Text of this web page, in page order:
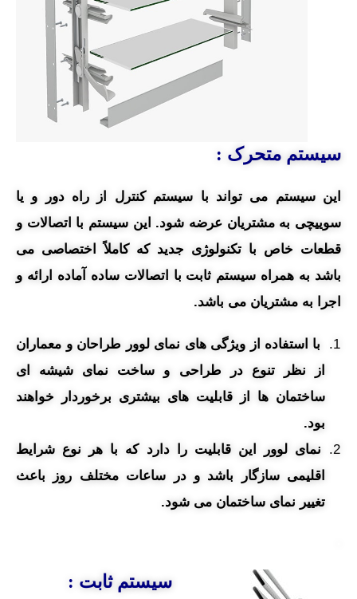
سیستم متحرک :
این سیستم می تواند با سیستم کنترل از راه دور و یا
سوییچی به مشتریان عرضه شود. این سیستم با اتصالات و
قطعات خاص با تکنولوژی جدید که کاملاً اختصاصی می
باشد به همراه سیستم ثابت با اتصالات ساده آماده ارائه و
اجرا به مشتریان می باشد.
با استفاده از ویژگی های نمای لوور طراحان و معماران
از نظر تنوع در طراحی و ساخت نمای شیشه ای
ساختمان ها از قابلیت های بیشتری برخوردار خواهند
بود.
نمای لوور این قابلیت را دارد که با هر نوع شرایط
اقلیمی سازگار باشد و در ساعات مختلف روز باعث
تغییر نمای ساختمان می شود.
سیستم ثابت :